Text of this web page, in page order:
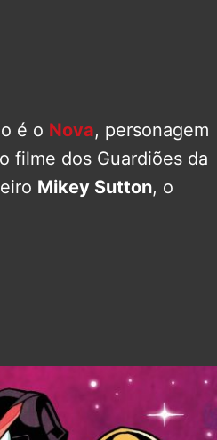
é o Nova, personagem
filme dos Guardiões da
Mikey Sutton, o